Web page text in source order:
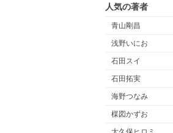
人気の著者
青山剛昌
浅野いにお
石田スイ
石田拓実
海野つなみ
楳図かずお